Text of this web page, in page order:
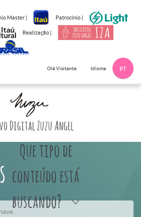
Master | Patrocínio |
Realização |
Olá Visitante Idioma PT
Digital Zuzu Angel
Que tipo de
conteúdo está
buscando?